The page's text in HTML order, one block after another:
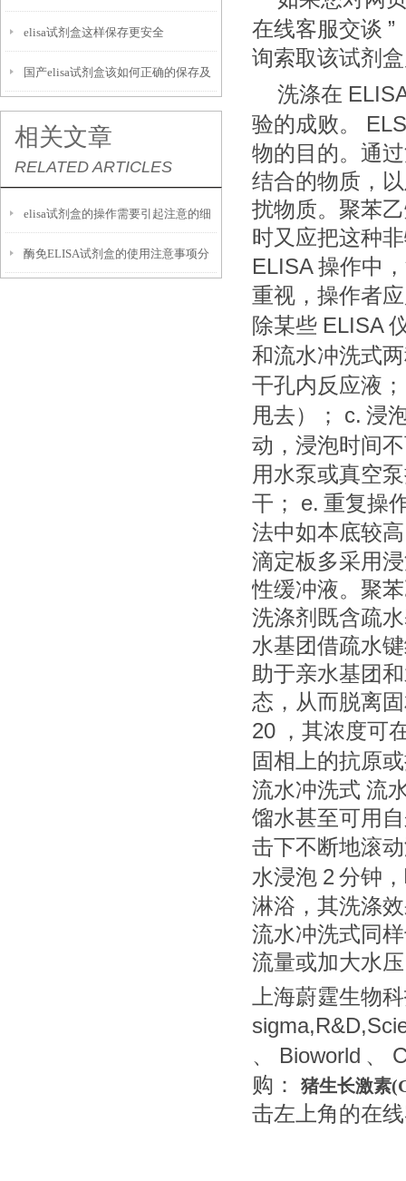
elisa试剂盒这样保存更安全
国产elisa试剂盒该如何正确的保存及
运输呢？
相关文章
RELATED ARTICLES
elisa试剂盒的操作需要引起注意的细
节
酶免ELISA试剂盒的使用注意事项分
在线客服交谈 ”
询索取该试剂
洗涤在
验的成败。
物的目的。通
结合的物质，
扰物质。聚苯
时又应把这种
ELISA操作中
重视，操作者
除某些 ELISA
和流水冲洗式
干孔内反应液；
甩去）；
c. 浸
动，浸泡时间
用水泵或真空
干；
e. 重复操
法中如本底较
滴定板多采用
性缓冲液。聚
洗涤剂既含疏
水基团借疏水
助于亲水基团
态，从而脱离
20 ，其浓度可
固相上的抗原
流水冲洗式 流
馏水甚至可用
击下不断地滚
水浸泡 2 分钟
淋浴，其洗涤
流水冲洗式同
流量或加大水
上海蔚霆生物
、 Bioworld 、
购： 猪生长激素
击左上角的在